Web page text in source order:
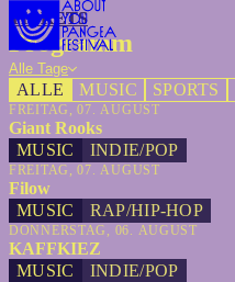
TICKETS
TICKETS
Programm
Alle Tage
ALLE MUSIC SPORTS
FREITAG, 07. AUGUST
Giant Rooks
MUSIC
INDIE/POP
FREITAG, 07. AUGUST
Filow
MUSIC
RAP/HIP-HOP
DONNERSTAG, 06. AUGUST
KAFFKIEZ
MUSIC
INDIE/POP